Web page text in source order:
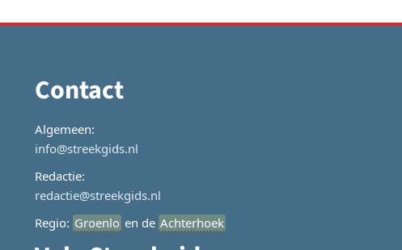
Contact
Algemeen:
info@streekgids.nl
Redactie:
redactie@streekgids.nl
Regio: Groenlo en de Achterhoek